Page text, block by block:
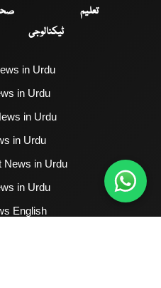
تعلیم
ٹیکنالوجی
in Urdu
in Urdu
in Urdu
in Urdu
News in Urdu
in Urdu
English